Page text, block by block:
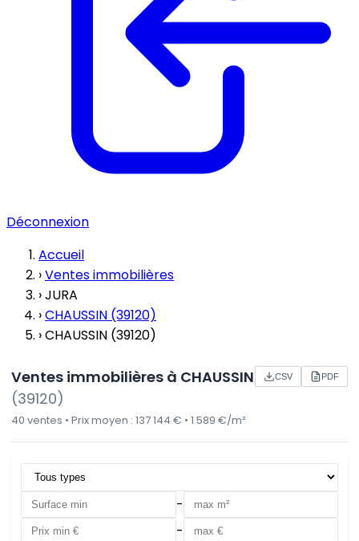
Déconnexion
Accueil
›Ventes immobilières
›JURA
›CHAUSSIN (39120)
›CHAUSSIN (39120)
Ventes immobilières à CHAUSSIN
(39120)
40 ventes • Prix moyen : 137 144 € • 1 589 €/m²
CSV PDF
-
-